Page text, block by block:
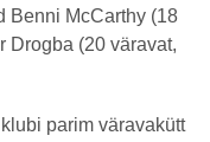
Benni McCarthy (18
Drogba (20 väravat,
parim väravakütt